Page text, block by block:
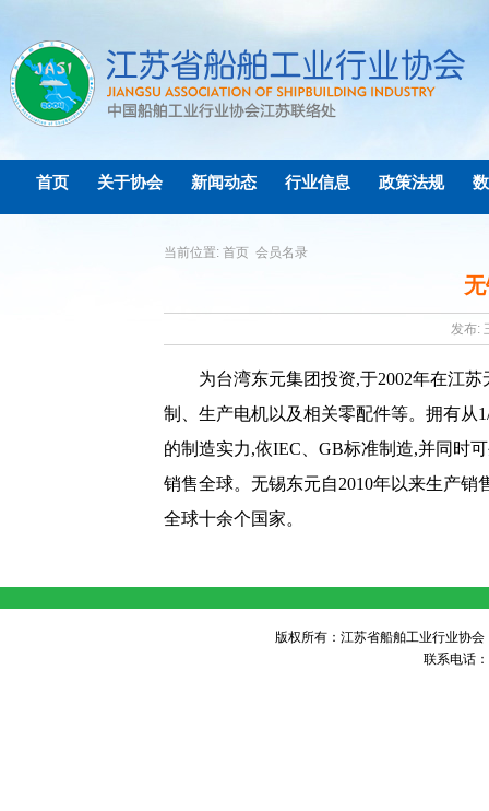
首页 关于协会 新闻动态 行业信息 政策法规
当前位置: 首页 会员名录
发布:
为台湾东元集团投资,于2002年在江苏
制、生产电机以及相关零配件等。拥有从
的制造实力,依IEC GB标准制造,并同时
销售全球。无锡东元自2010年以来生产销
全球十余个国家。
版权所有：江苏省船舶工业行业协
联系电话